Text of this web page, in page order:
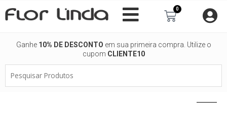
para
0
Carrinho
Ganhe 10% DE DESCONTO em sua primeira compra. Utilize o
cupom CLIENTE10
Produtos